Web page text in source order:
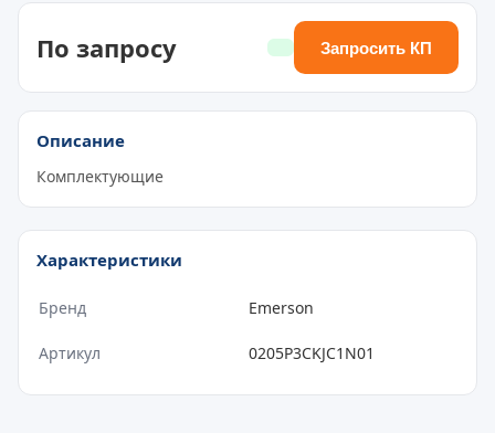
По запросу Запросить КП
Описание
Комплектующие
Характеристики
Бренд Emerson
Артикул 0205P3CKJC1N01